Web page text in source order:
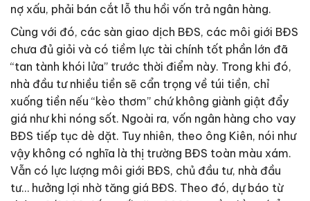
nợ xấu, phải bán cắt lỗ thu hồi vốn trả ngân hàng.
Cùng với đó, các sàn giao dịch BĐS, các môi giới BĐS
chưa đủ giỏi và có tiềm lực tài chính tốt phần lớn đã
“tan tành khói lửa” trước thời điểm này. Trong khi đó,
nhà đầu tư nhiều tiền sẽ cẩn trọng về túi tiền, chỉ
xuống tiền nếu “kèo thơm” chứ không giành giật đẩy
giá như khi nóng sốt. Ngoài ra, vốn ngân hàng cho vay
BĐS tiếp tục dè dặt. Tuy nhiên, theo ông Kiên, nói như
vậy không có nghĩa là thị trường BĐS toàn màu xám.
Vẫn có lực lượng môi giới BĐS, chủ đầu tư, nhà đầu
tư… hưởng lợi nhờ tăng giá BĐS. Theo đó, dự báo từ